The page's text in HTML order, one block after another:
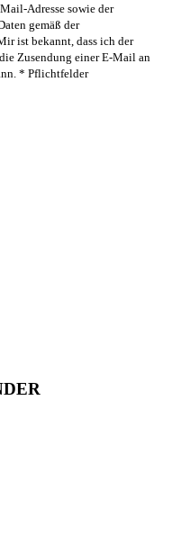
Adresse sowie der
gemäß der
ist bekannt, dass ich der
Zusendung einer E-Mail an
* Pflichtfelder